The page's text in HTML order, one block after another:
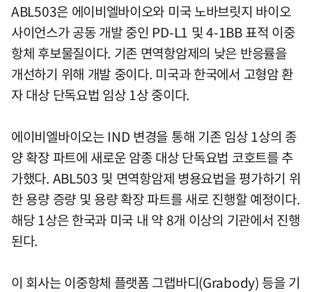
ABL503은 에이비엘바이오와 미국 노바브릿지 바이오
사이언스가 공동 개발 중인 PD-L1 및 4-1BB 표적 이중
항체 후보물질이다. 기존 면역항암제의 낮은 반응률을
개선하기 위해 개발 중이다. 미국과 한국에서 고형암 환
자 대상 단독요법 임상 1상 중이다.
에이비엘바이오는 IND 변경을 통해 기존 임상 1상의 종
양 확장 파트에 새로운 암종 대상 단독요법 코호트를 추
가했다. ABL503 및 면역항암제 병용요법을 평가하기 위
한 용량 증량 및 용량 확장 파트를 새로 진행할 예정이다.
해당 1상은 한국과 미국 내 약 8개 이상의 기관에서 진행
된다.
이 회사는 이중항체 플랫폼 그랩바디(Grabody) 등을 기